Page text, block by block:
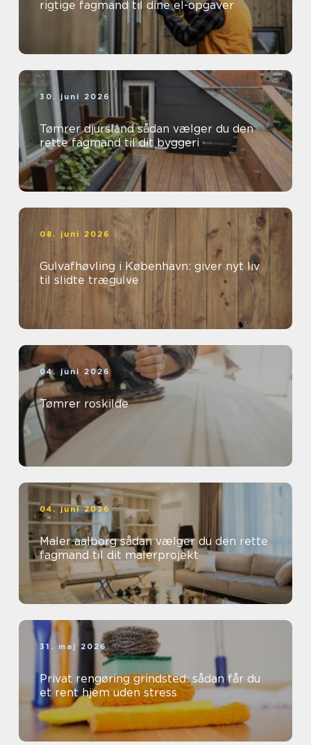
rigtige fagmand til dine el-opgaver
30. juni 2026
Tømrer djursland sådan vælger du den
rette fagmand til dit byggeri
08. juni 2026
Gulvafhøvling i København: giver nyt liv
til slidte trægulve
04. juni 2026
Tømrer roskilde
04. juni 2026
Maler aalborg sådan vælger du den rette
fagmand til dit malerprojekt
31. maj 2026
Privat rengøring grindsted: sådan får du
et rent hjem uden stress